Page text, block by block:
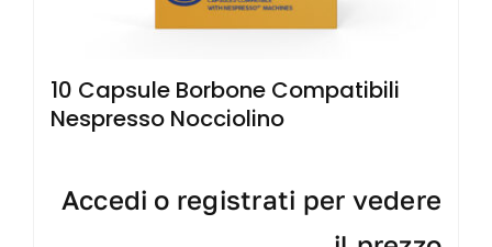
10 Capsule Borbone Compatibili
Nespresso Nocciolino
Accedi o registrati per vedere